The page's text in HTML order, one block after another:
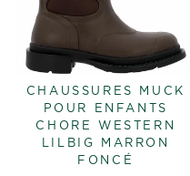
CHAUSSURES MUCK
POUR ENFANTS
CHORE WESTERN
LILBIG MARRON
FONCÉ